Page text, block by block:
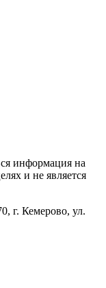
информация на
и не является
г. Кемерово, ул.